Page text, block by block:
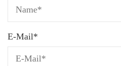
E-Mail*